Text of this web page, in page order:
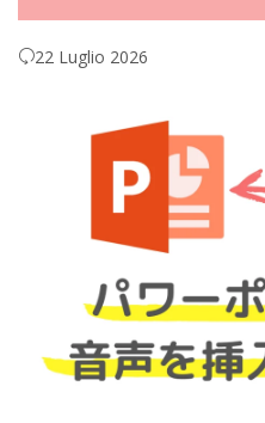
22 Luglio 2026